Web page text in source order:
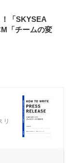
「SKYSEA
「チームの変
リ